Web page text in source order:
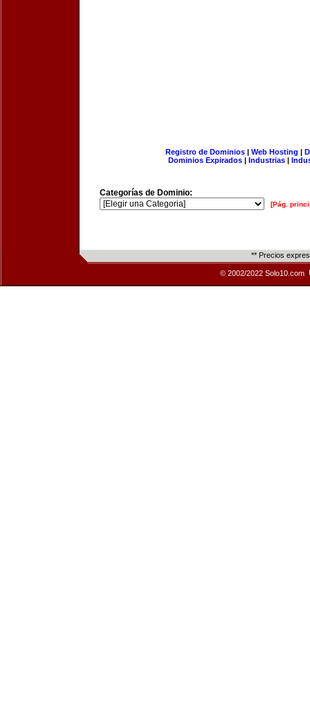
Registro de Dominios| Web Hosting |
Dominios Expirados | Industrias |
Categorías de Dominio:
[Pág.
** Precios
© 2002/2022 Solo10.com